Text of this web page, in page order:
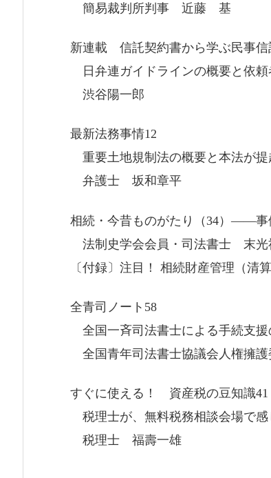
簡易裁判所判事 近藤 基
新連載 信託契約書から学ぶ民事信
日弁連ガイドラインの概要と依頼
渋谷陽一郎
最新法務事情12
重要土地規制法の概要と本法が
弁護士 坂和章平
相続・今昔ものがたり（34）――
法制史学会会員・司法書士 末光
〔付録〕注目！ 相続財産管理（清
全青司ノート58
全国一斉司法書士による手続支
全国青年司法書士協議会人権擁
すぐに使える！ 資産税の豆知識41
税理士が、無料税務相談会場で感
税理士 福壽一雄